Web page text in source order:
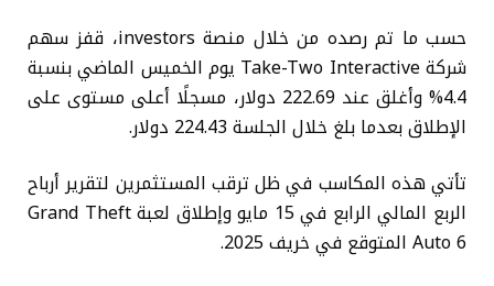
حسب ما تم رصده من خلال منصة investors، قفز سهم
شركة Take-Two Interactive يوم الخميس الماضي بنسبة
4.4% وأغلق عند 222.69 دولار، مسجلًا أعلى مستوى على
الإطلاق بعدما بلغ خلال الجلسة 224.43 دولار.
تأتي هذه المكاسب في ظل ترقب المستثمرين لتقرير أرباح
الربع المالي الرابع في 15 مايو وإطلاق لعبة Grand Theft
Auto 6 المتوقع في خريف 2025.